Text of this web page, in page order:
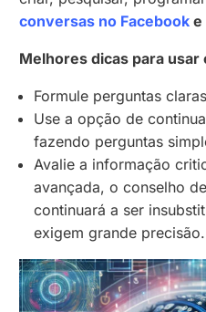
conversas no Facebook e
Melhores dicas para usar
Formule perguntas
Use a opção de
fazendo perguntas
Avalie a informação
avançada, o conselho
continuará a ser
exigem grande precisão.